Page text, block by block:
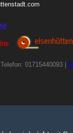
01715440093 |